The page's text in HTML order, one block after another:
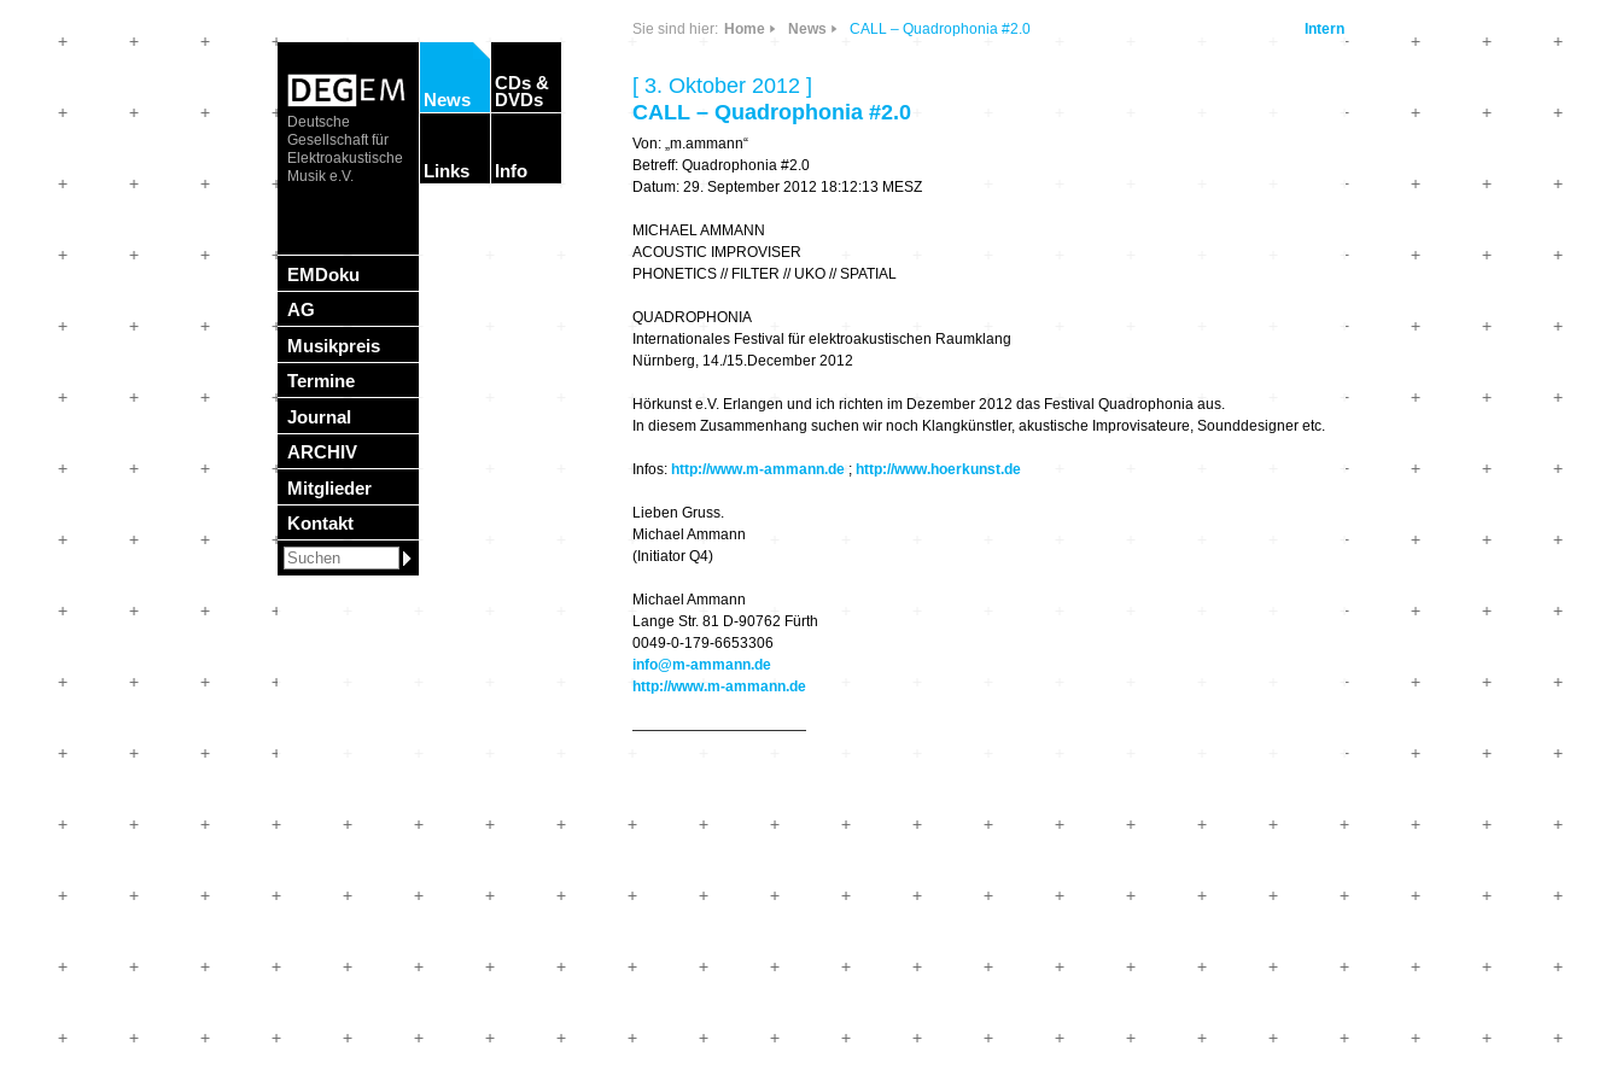
Deutsche
Gesellschaft für
Elektroakustische
Musik e.V.
EMDoku
AG
Musikpreis
Termine
Journal
ARCHIV
Mitglieder
Kontakt
News
CDs &
DVDs
Sonic Planet
HÖREN – in dieser
Zeit
Allegro Praestat
– Ecological
Kompositionen
Zukunftsmusik – im
hier und jetzt oder
nie – Wendepunkte
20_20
drop the beat
XV
Escape
Grenzen
Links
Ausbildung &
Forschung
Orte & Konzerte
Hören im Netz
Institutionen und
Radio & TV
Record Labels
Software
Stipendien
Info
Sie sind hier: Home News CALL – Quadrophonia #2.0 Intern
[ 3. Oktober 2012 ]
CALL – Quadrophonia #2.0
Von: „m.ammann“
Betreff: Quadrophonia #2.0
Datum: 29. September 2012 18:12:13 MESZ
MICHAEL AMMANN
ACOUSTIC IMPROVISER
PHONETICS // FILTER // UKO // SPATIAL
QUADROPHONIA
Internationales Festival für elektroakustischen Raumklang
Nürnberg, 14./15.December 2012
Hörkunst e.V. Erlangen und ich richten im Dezember 2012 das Festival Quadrophonia aus.
In diesem Zusammenhang suchen wir noch Klangkünstler, akustische Improvisateure, Sounddesigner etc.
Infos: http://www.m-ammann.de; http://www.hoerkunst.de
Lieben Gruss.
Michael Ammann
(Initiator Q4)
Michael Ammann
Lange Str. 81 D-90762 Fürth
0049-0-179-6653306
info@m-ammann.de
http://www.m-ammann.de
————————————